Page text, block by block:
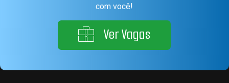
com você!
Ver Vagas